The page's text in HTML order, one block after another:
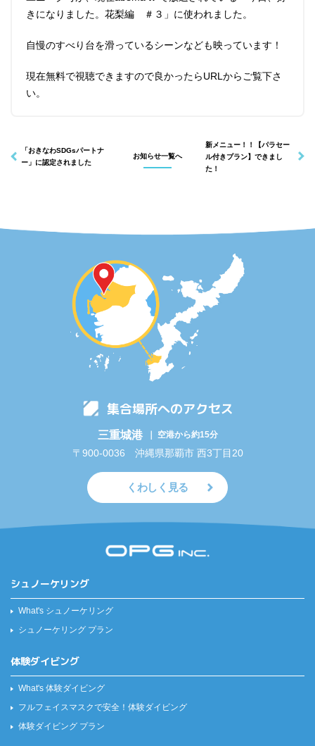
きになりました。花梨編 ＃３」に使われました。
自慢のすべり台を滑っているシーンなども映っています！
現在無料で視聴できますので良かったらURLからご覧下さ
い。
新メニュー！！【パラセー
ル付きプラン】できまし
た！
お知らせ一覧へ
「おきなわSDGsパートナ
ー」に認定されました
集合場所へのアクセス
三重城港 ｜ 空港から約15分
〒900-0036 沖縄県那覇市 西3丁目20
くわしく見る
シュノーケリング
What's シュノーケリング
シュノーケリング プラン
体験ダイビング
What's 体験ダイビング
フルフェイスマスクで安全！ 体験ダイビング
体験ダイビング プラン